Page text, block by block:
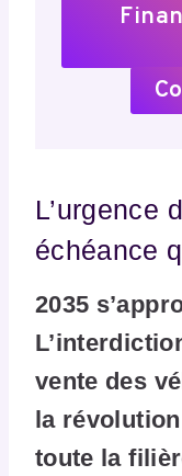
L’urgence
échéance
2035
vente des
la
toute la